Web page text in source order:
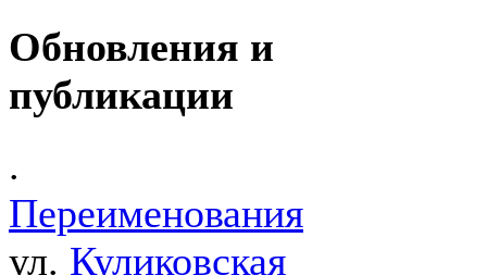
Обновления и
публикации
.
Переименования
ул. Куликовская